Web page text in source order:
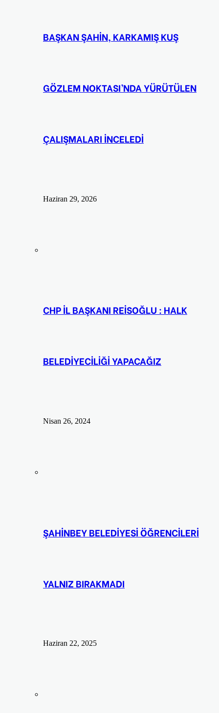
BAŞKAN ŞAHİN, KARKAMIŞ KUŞ
GÖZLEM NOKTASI’NDA YÜRÜTÜLEN
ÇALIŞMALARI İNCELEDİ
Haziran 29, 2026
CHP İL BAŞKANI REİSOĞLU : HALK
BELEDİYECİLİĞİ YAPACAĞIZ
Nisan 26, 2024
ŞAHİNBEY BELEDİYESİ ÖĞRENCİLERİ
YALNIZ BIRAKMADI
Haziran 22, 2025